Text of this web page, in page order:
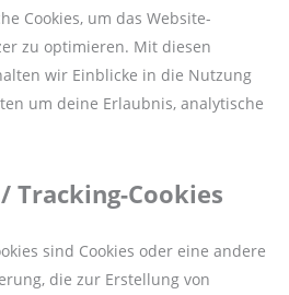
Cookies, um das Website-
zu optimieren. Mit diesen
wir Einblicke in die Nutzung
um deine Erlaubnis, analytische
Tracking-Cookies
sind Cookies oder eine andere
die zur Erstellung von